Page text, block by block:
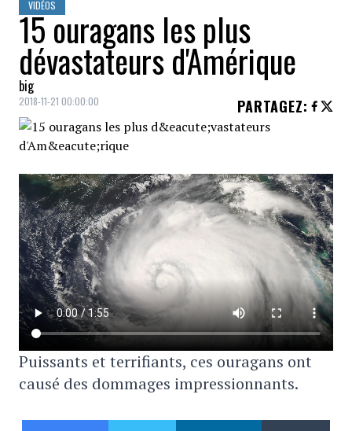
VIDÉOS
15 ouragans les plus
dévastateurs d'Amérique
big
2018-11-21 00:00:00 PARTAGEZ:
Puissants et terrifiants, ces ouragans ont
causé des dommages impressionnants.